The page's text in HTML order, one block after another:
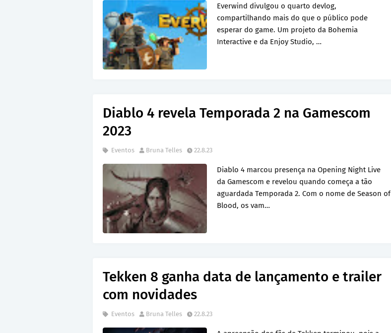
Everwind divulgou o quarto devlog,
compartilhando mais do que o público pode
esperar do game. Um projeto da Bohemia
Interactive e da Enjoy Studio, …
Diablo 4 revela Temporada 2 na Gamescom
2023
Eventos Bruna Telles 22.8.23
Diablo 4 marcou presença na Opening Night Live
da Gamescom e revelou quando começa a tão
aguardada Temporada 2. Com o nome de Season of
Blood, os vam…
Tekken 8 ganha data de lançamento e trailer
com novidades
Eventos Bruna Telles 22.8.23